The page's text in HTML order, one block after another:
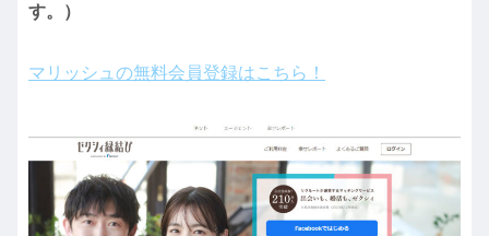
す。）
マリッシュの無料会員登録はこちら！